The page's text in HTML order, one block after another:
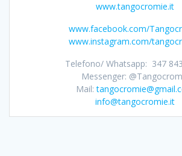
www.tangocromie.it
www.facebook.com/
www.instagram.com/
Telefono/ Whatsapp: 347
Messenger:
Mail:
info@tangocromie.it